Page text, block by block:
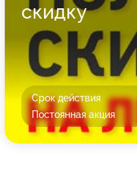
скидку
Срок действия
Постоянная акция